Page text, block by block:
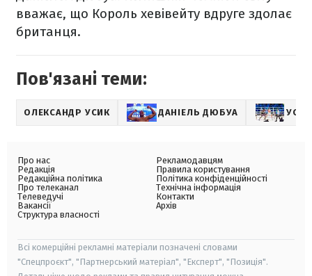
вважає, що Король хевівейту вдруге здолає
британця.
Пов'язані теми:
ОЛЕКСАНДР УСИК ДАНІЕЛЬ ДЮБУА
Про нас
Редакція
Редакційна політика
Про телеканал
Телеведучі
Вакансії
Структура власності
Рекламодавцям
Правила користування
Політика конфіденційності
Технічна інформація
Контакти
Архів
Всі комерційні рекламні матеріали позначені словами
"Спецпроєкт", "Партнерський матеріал", "Експерт", "Позиція".